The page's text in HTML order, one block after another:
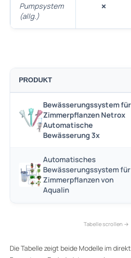
Pumpsystem
(allg.)
✗
PRODUKT
Bewässerungssystem für
Zimmerpflanzen Netrox
Automatische
Bewässerung 3x
Automatisches
Bewässerungssystem für
Zimmerpflanzen von
Aqualin
Die Tabelle zeigt beide Modelle im